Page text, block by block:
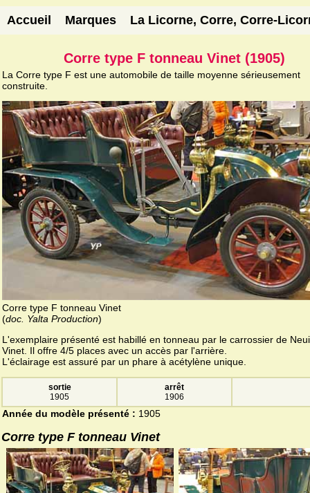
Accueil Marques La Licorne, Corre, Corre-
Corre type F tonneau Vinet (1905)
La Corre type F est une automobile de taille moyenne sérieusement
construite.
Corre type F tonneau Vinet
(doc. Yalta Production)
L'exemplaire présenté est habillé en tonneau par le carrossier de
Vinet. Il offre 4/5 places avec un accès par l'arrière.
L'éclairage est assuré par un phare à acétylène unique.
sortie
1905
arrêt
1906
Année du modèle présenté : 1905
Corre type F tonneau Vinet